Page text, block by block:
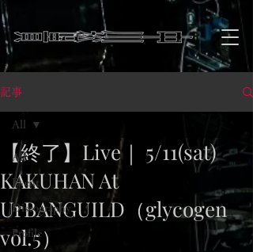
記事
All
Event
Discography
Profile
All
【終了】Live｜ 5/11(sat)
KAKUHAN At
UrBANGUILD（glycogen
vol.5）